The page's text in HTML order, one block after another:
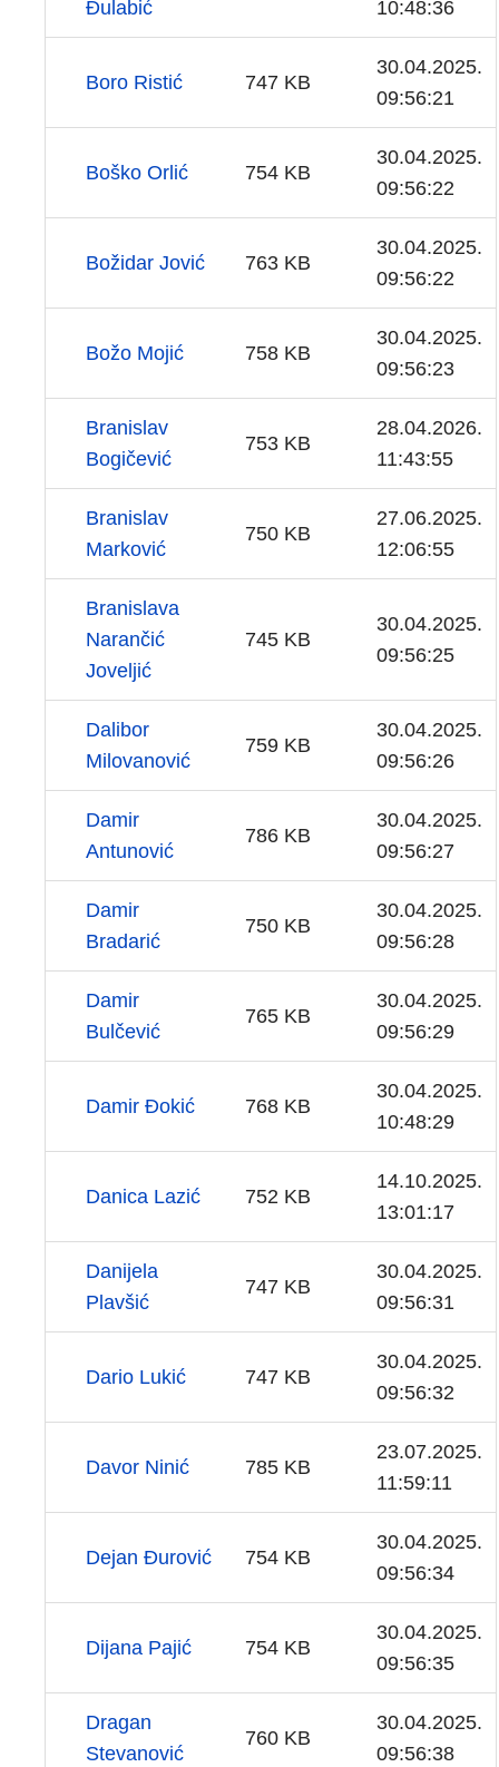
Đulabić 10:48:36
Boro Ristić 747 KB
30.04.2025.
09:56:21
Boško Orlić 754 KB
30.04.2025.
09:56:22
Božidar Jović 763 KB
30.04.2025.
09:56:22
Božo Mojić 758 KB
30.04.2025.
09:56:23
Branislav
Bogičević
753 KB
28.04.2026.
11:43:55
Branislav
Marković
750 KB
27.06.2025.
12:06:55
Branislava
Narančić
Joveljić
745 KB
30.04.2025.
09:56:25
Dalibor
Milovanović
759 KB
30.04.2025.
09:56:26
Damir
Antunović
786 KB
30.04.2025.
09:56:27
Damir
Bradarić
750 KB
30.04.2025.
09:56:28
Damir
Bulčević
765 KB
30.04.2025.
09:56:29
Damir Đokić 768 KB
30.04.2025.
10:48:29
Danica Lazić 752 KB
14.10.2025.
13:01:17
Danijela
Plavšić
747 KB
30.04.2025.
09:56:31
Dario Lukić 747 KB
30.04.2025.
09:56:32
Davor Ninić 785 KB
23.07.2025.
11:59:11
Dejan Đurović 754 KB
30.04.2025.
09:56:34
Dijana Pajić 754 KB
30.04.2025.
09:56:35
Dragan
Stevanović
760 KB
30.04.2025.
09:56:38